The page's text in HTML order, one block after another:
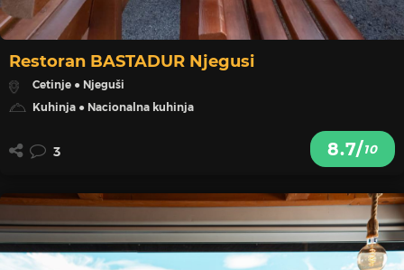
Restoran BASTADUR Njegusi
Cetinje ● Njeguši
Kuhinja ● Nacionalna kuhinja
8.7/10
3